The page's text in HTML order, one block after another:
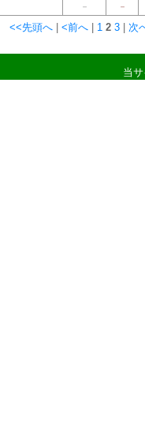
－ －
<<先頭へ <前へ 1 2 3 次
当